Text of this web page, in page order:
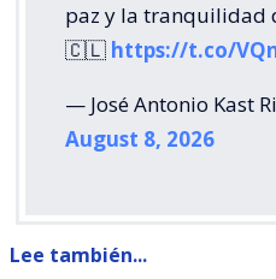
paz y la tranquilidad
🇨🇱 https://t.co/
— José Antonio Kast
August 8, 2026
Lee también...